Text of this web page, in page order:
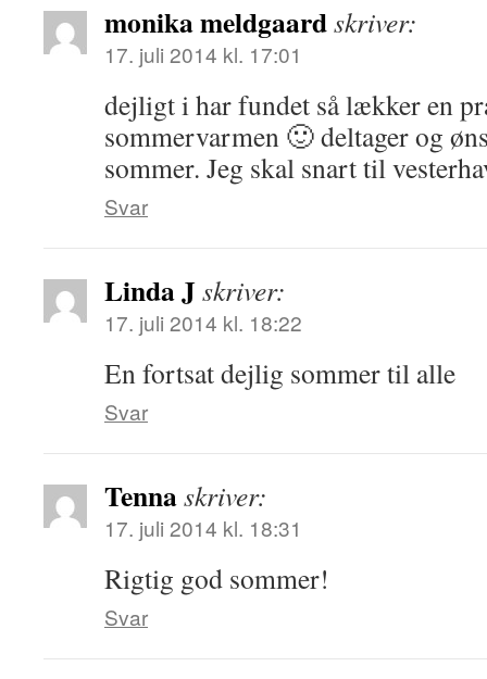
monika meldgaardskriver:
17. juli 2014 kl. 17:01
dejligt i har fundet så lækker en
sommervarmen 🙂 deltager og
sommer. Jeg skal snart til
Svar
Linda Jskriver:
17. juli 2014 kl. 18:22
En fortsat dejlig sommer til alle
Svar
Tennaskriver:
17. juli 2014 kl. 18:31
Rigtig god sommer!
Svar